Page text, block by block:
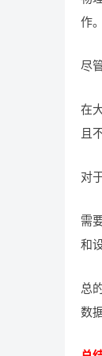
作。
尽
在
且
对
需
和
总
数